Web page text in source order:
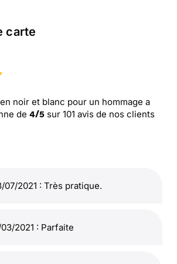
carte
noir et blanc pour un hommage a
de 4/5 sur 101 avis de nos clients
07/2021 : Très pratique.
03/2021 : Parfaite